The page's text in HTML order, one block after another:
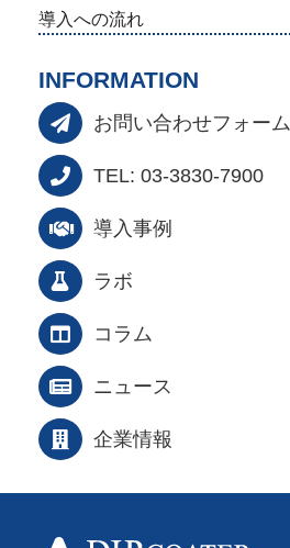
導入への流れ
INFORMATION
お問い合わせフォーム
TEL: 03-3830-7900
導入事例
ラボ
コラム
ニュース
企業情報